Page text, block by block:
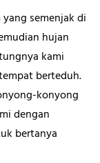
semenjak di
hujan
kami
berteduh.
konyong
dengan
bertanya